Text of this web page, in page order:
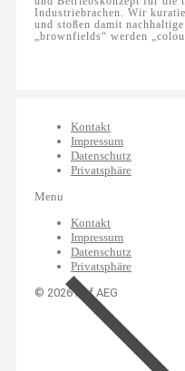
Industriebrachen. Wir
und stoßen damit
„brownfields“ werden
Kontakt
Impressum
Datenschutz
Privatsphäre
Menu
Kontakt
Impressum
Datenschutz
Privatsphäre
© 2026 Auf AEG